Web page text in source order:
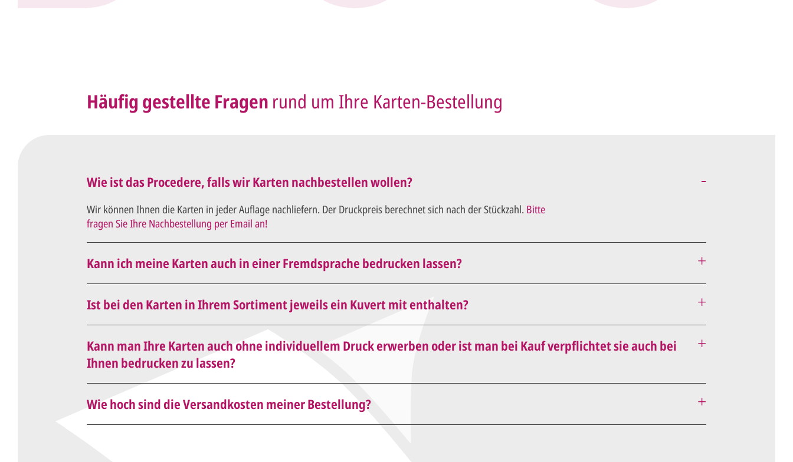
Häufig gestellte Fragen rund um Ihre Karten-Bestellung
Wie ist das Procedere, falls wir Karten nachbestellen wollen?
Wir können Ihnen die Karten in jeder Auflage nachliefern. Der Druckpreis berechnet sich nach der Stückzahl. Bitte
fragen Sie Ihre Nachbestellung per Email an!
Kann ich meine Karten auch in einer Fremdsprache bedrucken lassen?
Ist bei den Karten in Ihrem Sortiment jeweils ein Kuvert mit enthalten?
(Menü- und Tischkarten werden zum Beispiel ohne Kuverts geliefert).
Kann man Ihre Karten auch ohne individuellem Druck erwerben oder ist man bei Kauf verpflichtet sie auch bei
Ihnen bedrucken zu lassen?
beschriften.
Wie hoch sind die Versandkosten meiner Bestellung?